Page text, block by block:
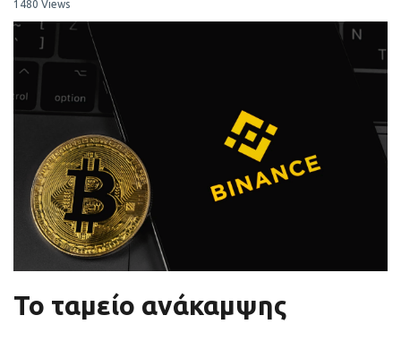
1480 Views
Το ταμείο ανάκαμψης
ποιοτικό
Πορτοφόλια Κρυπτονομισμάτων
Metamask τι είναι και πως λειτουργεί αυτό
το πορτοφόλι;
Τι είναι τα NFTs
Νομοθεσία